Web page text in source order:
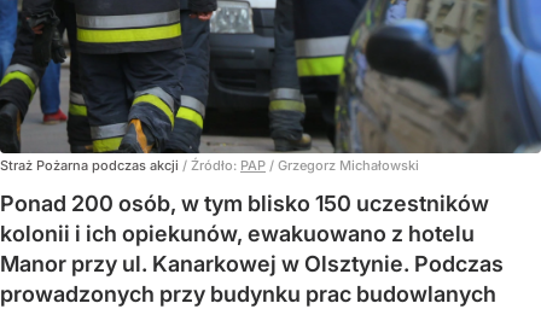
Straż Pożarna podczas akcji / Źródło: PAP / Grzegorz Michałowski
Ponad 200 osób, w tym blisko 150 uczestników
kolonii i ich opiekunów, ewakuowano z hotelu
Manor przy ul. Kanarkowej w Olsztynie. Podczas
prowadzonych przy budynku prac budowlanych